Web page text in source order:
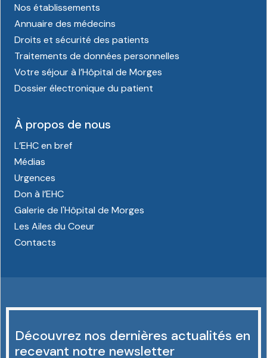
Nos établissements
Annuaire des médecins
Droits et sécurité des patients
Traitements de données personnelles
Votre séjour à l’Hôpital de Morges
Dossier électronique du patient
À propos de nous
L’EHC en bref
Médias
Urgences
Don à l’EHC
Galerie de l'Hôpital de Morges
Les Ailes du Coeur
Contacts
Découvrez nos dernières actualités en
recevant notre newsletter